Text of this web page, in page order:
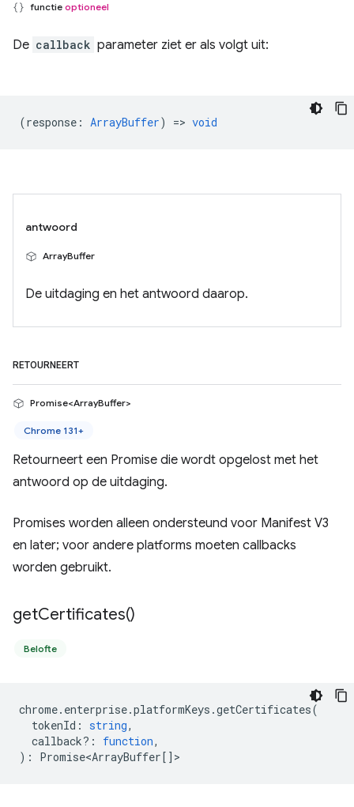
functie optioneel
De callback parameter ziet er als volgt uit:
(response : ArrayBuffer) => void
antwoord
ArrayBuffer
De uitdaging en het antwoord daarop.
RETOURNEERT
Promise<ArrayBuffer>
Chrome 131+
Retourneert een Promise die wordt opgelost met het
antwoord op de uitdaging.
Promises worden alleen ondersteund voor Manifest V3
en later; voor andere platforms moeten callbacks
worden gebruikt.
getCertificates()
Belofte
chrome. enterprise.platformKeys .getCertificates(
tokenId : string,
callback? : function,
) : Promise<ArrayBuffer[]>